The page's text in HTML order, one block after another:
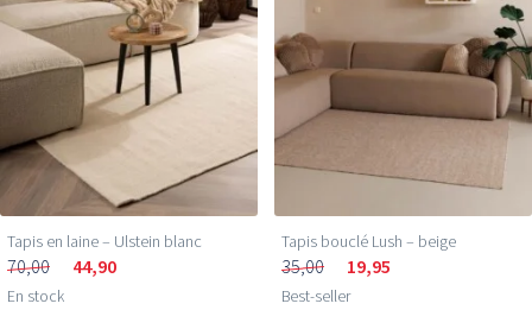
Tapis en laine – Ulstein blanc
70,00 44,90
En stock
Tapis bouclé Lush – beige
35,00 19,95
Best-seller